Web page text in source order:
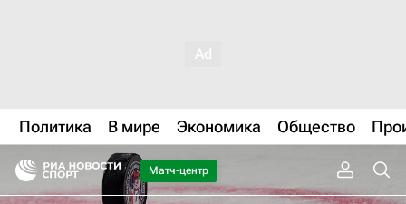
Политика В мире Экономика Общество
Матч-центр